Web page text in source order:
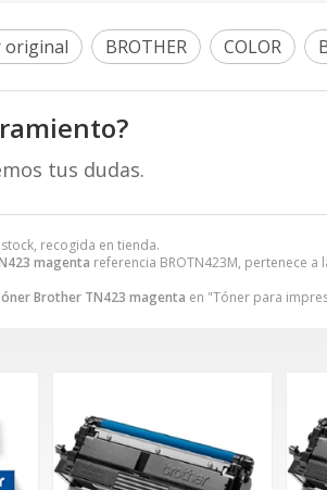
recogida en tienda.
magenta referencia BROTN423M, pertenece a
Brother TN423 magenta en "Tóner para
original BROTHER COLOR
tus dudas.